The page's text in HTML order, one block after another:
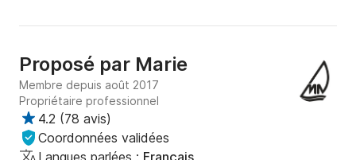
Proposé par Marie
Membre depuis août 2017
Propriétaire professionnel
4.2 (78 avis)
Coordonnées validées